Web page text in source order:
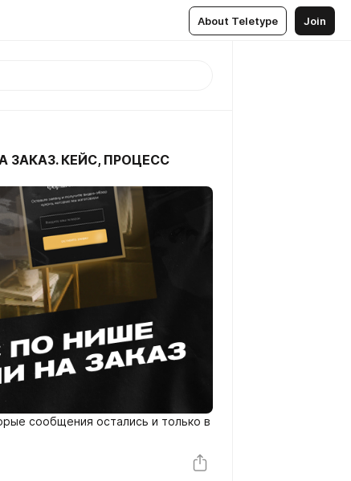
About Teletype Join
ЗАКАЗ. КЕЙС, ПРОЦЕСС
сообщения остались и только в